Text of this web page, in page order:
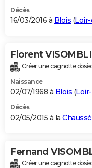
Décès
16/03/2016 à Blois (
Florent
Créer une cagnotte
Naissance
02/07/1968 à Blois (
Décès
02/05/2015 à la
Fernand
Créer une cagnotte